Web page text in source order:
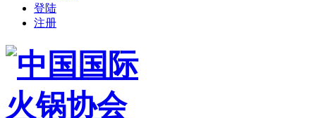
登陆
注册